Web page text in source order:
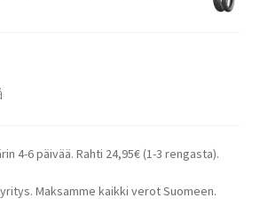
4-6 päivää. Rahti 24,95€ (1-3 rengasta).
Maksamme kaikki verot Suomeen.